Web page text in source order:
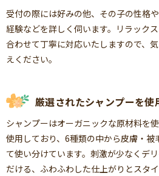
受付の際には好みの他、その子の性格
経験などを詳しく伺います。リラック
合わせて丁寧に対応いたしますので、
えください。
厳選されたシャンプーを使
シャンプーはオーガニックな原材料を
使用しており、6種類の中から皮膚・
て使い分けています。刺激が少なくデ
だける、ふわふわした仕上がりとスタ